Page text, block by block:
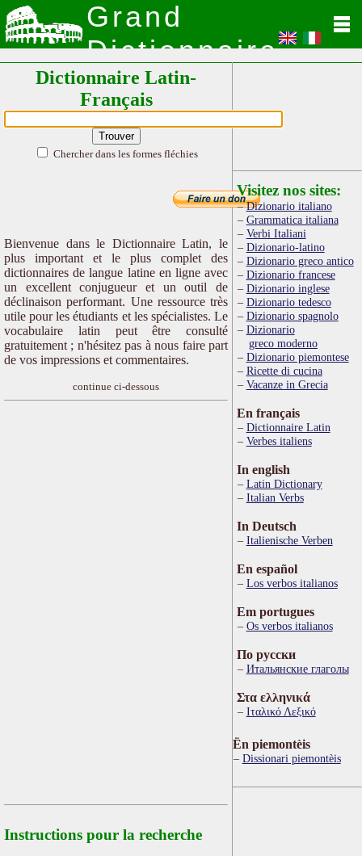
Grand
Dictionnaire
Latin
Dictionnaire Latin-
Français
Chercher dans les formes fléchies
Bienvenue dans le Dictionnaire Latin, le
plus important et le plus complet des
dictionnaires de langue latine en ligne avec
un excellent conjugueur et un outil de
déclinaison performant. Une ressource très
utile pour les étudiants et les spécialistes. Le
vocabulaire latin peut être consulté
gratuitement ; n'hésitez pas à nous faire part
de vos impressions et commentaires.
continue ci-dessous
Instructions pour la recherche
Visitez nos sites:
Dizionario italiano
Grammatica italiana
Verbi Italiani
Dizionario-latino
Dizionario greco antico
Dizionario francese
Dizionario inglese
Dizionario tedesco
Dizionario spagnolo
Dizionario
greco moderno
Dizionario piemontese
Ricette di cucina
Vacanze in Grecia
En français
Dictionnaire Latin
Verbes italiens
In english
Latin Dictionary
Italian Verbs
In Deutsch
Italienische Verben
En español
Los verbos italianos
Em portugues
Os verbos italianos
По русски
Итальянские глаголы
Στα ελληνικά
Ιταλικό Λεξικό
Ën piemontèis
Dissionari piemontèis